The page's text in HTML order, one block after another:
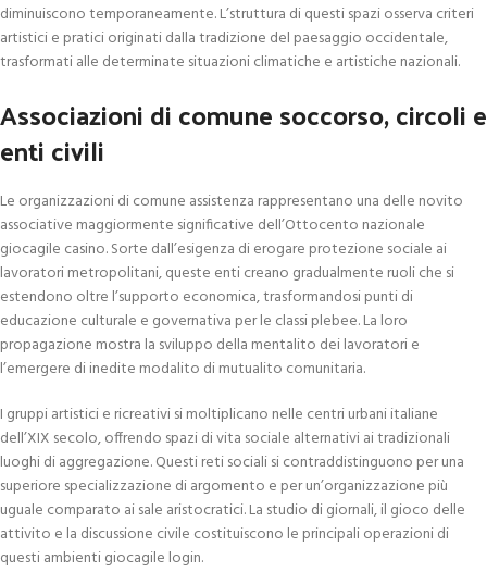
diminuiscono temporaneamente. L’struttura di questi spazi osserva criteri
artistici e pratici originati dalla tradizione del paesaggio occidentale,
trasformati alle determinate situazioni climatiche e artistiche nazionali.
Associazioni di comune soccorso, circoli e
enti civili
Le organizzazioni di comune assistenza rappresentano una delle novito
associative maggiormente significative dell’Ottocento nazionale
giocagile casino. Sorte dall’esigenza di erogare protezione sociale ai
lavoratori metropolitani, queste enti creano gradualmente ruoli che si
estendono oltre l’supporto economica, trasformandosi punti di
educazione culturale e governativa per le classi plebee. La loro
propagazione mostra la sviluppo della mentalito dei lavoratori e
l’emergere di inedite modalito di mutualito comunitaria.
I gruppi artistici e ricreativi si moltiplicano nelle centri urbani italiane
dell’XIX secolo, offrendo spazi di vita sociale alternativi ai tradizionali
luoghi di aggregazione. Questi reti sociali si contraddistinguono per una
superiore specializzazione di argomento e per un’organizzazione più
uguale comparato ai sale aristocratici. La studio di giornali, il gioco delle
attivito e la discussione civile costituiscono le principali operazioni di
questi ambienti giocagile login.